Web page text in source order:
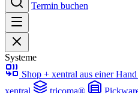
Termin buchen
Systeme
Shop + xentral aus einer Hand